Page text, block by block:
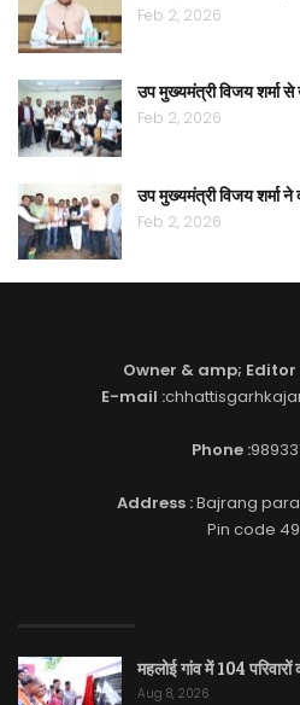
Feb 2, 2026
उप मुख्यमंत्री विजय शर्मा
Feb 2, 2026
उप मुख्यमंत्री विजय शर्मा ने
Feb 2, 2026
Owner & amp; Editor
E-mail :
Phone :
Address :Bajrang
Pin code
महलोई गांव में 104
Aug 8, 2026